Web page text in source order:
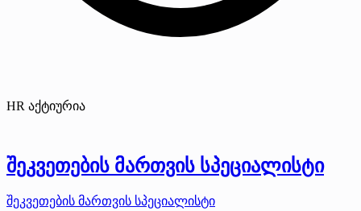
HR აქტიურია
შეკვეთების მართვის სპეციალისტი
შეკვეთების მართვის სპეციალისტი